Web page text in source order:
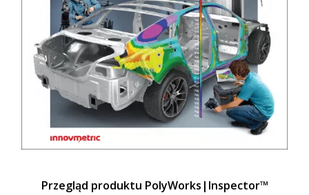
Przegląd produktu PolyWorks|Inspector™